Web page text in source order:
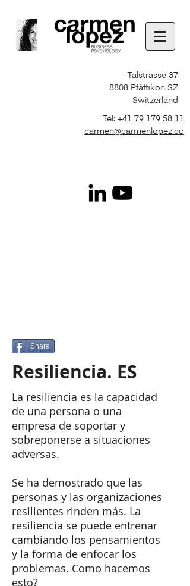
Talstrasse 37
8808 Pfäffikon SZ
Switzerland
Tel: +41 79 179 58 11
carmen@carmenlopez.co
Share
​Resiliencia. ES
La resiliencia es la capacidad
de una persona o una
empresa de soportar y
sobreponerse a situaciones
adversas.
Se ha demostrado que las
personas y las organizaciones
resilientes rinden más. La
resiliencia se puede entrenar
cambiando los pensamientos
y la forma de enfocar los
problemas. Como hacemos
esto?